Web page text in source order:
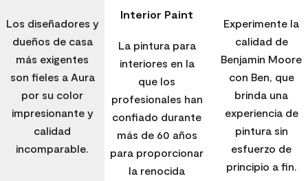
Los diseñadores y
dueños de casa
más exigentes
son fieles a Aura
por su color
impresionante y
calidad
incomparable.
Interior Paint
La pintura para
interiores en la
que los
profesionales han
confiado durante
más de 60 años
para proporcionar
la renocida
Experimente la
calidad de
Benjamin Moore
con Ben, que
brinda una
experiencia de
pintura sin
esfuerzo de
principio a fin.